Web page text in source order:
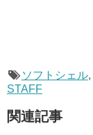
ソフトシェル,
STAFF
関連記事